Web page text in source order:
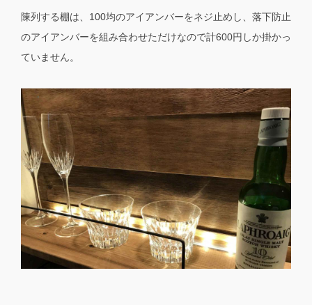
陳列する棚は、100均のアイアンバーをネジ止めし、落下防止
のアイアンバーを組み合わせただけなので計600円しか掛かっ
ていません。